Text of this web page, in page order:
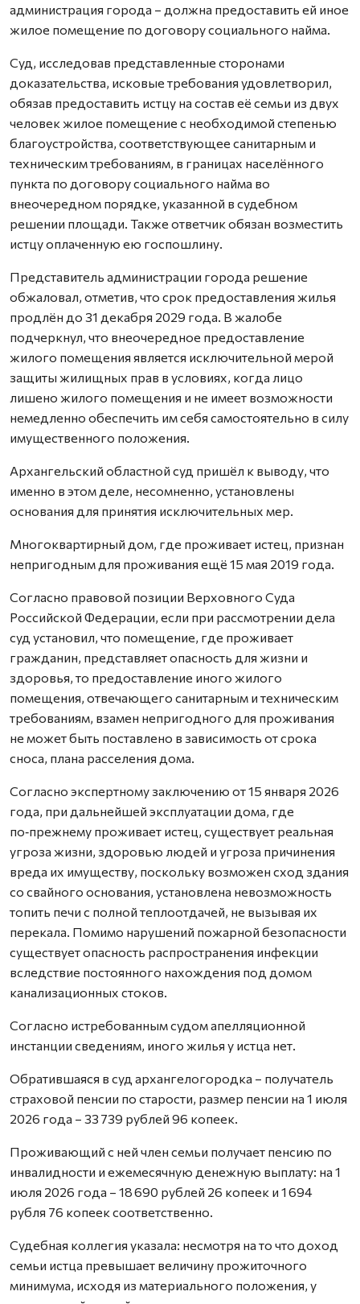
администрация города – должна предоставить ей иное
жилое помещение по договору социального найма.
Суд, исследовав представленные сторонами
доказательства, исковые требования удовлетворил,
обязав предоставить истцу на состав её семьи из двух
человек жилое помещение с необходимой степенью
благоустройства, соответствующее санитарным и
техническим требованиям, в границах населённого
пункта по договору социального найма во
внеочередном порядке, указанной в судебном
решении площади. Также ответчик обязан возместить
истцу оплаченную ею госпошлину.
Представитель администрации города решение
обжаловал, отметив, что срок предоставления жилья
продлён до 31 декабря 2029 года. В жалобе
подчеркнул, что внеочередное предоставление
жилого помещения является исключительной мерой
защиты жилищных прав в условиях, когда лицо
лишено жилого помещения и не имеет возможности
немедленно обеспечить им себя самостоятельно в силу
имущественного положения.
Архангельский областной суд пришёл к выводу, что
именно в этом деле, несомненно, установлены
основания для принятия исключительных мер.
Многоквартирный дом, где проживает истец, признан
непригодным для проживания ещё 15 мая 2019 года.
Согласно правовой позиции Верховного Суда
Российской Федерации, если при рассмотрении дела
суд установил, что помещение, где проживает
гражданин, представляет опасность для жизни и
здоровья, то предоставление иного жилого
помещения, отвечающего санитарным и техническим
требованиям, взамен непригодного для проживания
не может быть поставлено в зависимость от срока
сноса, плана расселения дома.
Согласно экспертному заключению от 15 января 2026
года, при дальнейшей эксплуатации дома, где
по‑прежнему проживает истец, существует реальная
угроза жизни, здоровью людей и угроза причинения
вреда их имуществу, поскольку возможен сход здания
со свайного основания, установлена невозможность
топить печи с полной теплоотдачей, не вызывая их
перекала. Помимо нарушений пожарной безопасности
существует опасность распространения инфекции
вследствие постоянного нахождения под домом
канализационных стоков.
Согласно истребованным судом апелляционной
инстанции сведениям, иного жилья у истца нет.
Обратившаяся в суд архангелогородка – получатель
страховой пенсии по старости, размер пенсии на 1 июля
2026 года – 33 739 рублей 96 копеек.
Проживающий с ней член семьи получает пенсию по
инвалидности и ежемесячную денежную выплату: на 1
июля 2026 года – 18 690 рублей 26 копеек и 1 694
рубля 76 копеек соответственно.
Судебная коллегия указала: несмотря на то что доход
семьи истца превышает величину прожиточного
минимума, исходя из материального положения, у